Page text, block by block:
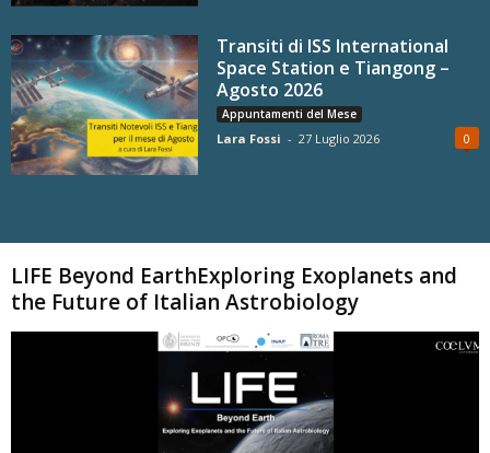
Transiti di ISS International
Space Station e Tiangong –
Agosto 2026
Appuntamenti del Mese
Lara Fossi - 27 Luglio 2026 0
LIFE Beyond EarthExploring Exoplanets and
the Future of Italian Astrobiology